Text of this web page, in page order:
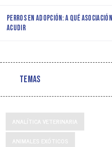
Perros en adopción: a qué asociación
acudir
Temas
ANALÍTICA VETERINARIA
ANIMALES EXÓTICOS